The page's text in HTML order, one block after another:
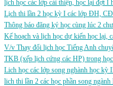
lịch học các lớp cải thiện, học lại đợt
Lịch thi lần 2 học kỳ I các lớp ĐH,
Thông báo đăng ký học cùng lúc 2
Kế hoạch và lịch học dự kiến học lại,
V/v Thay đổi lịch học Tiếng Anh
TKB (xếp lịch cứng các HP) trong
Lich học các lớp song nghành học kỳ
lich thi lần 2 các học phần song